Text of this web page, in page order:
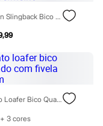
Scarpin Slingback Bico Fino Salto Fino O Diabo Veste Prada Vermelho
Sapato Loafer Bico Quadrado Com Fivela Marrom
+ 3 cores